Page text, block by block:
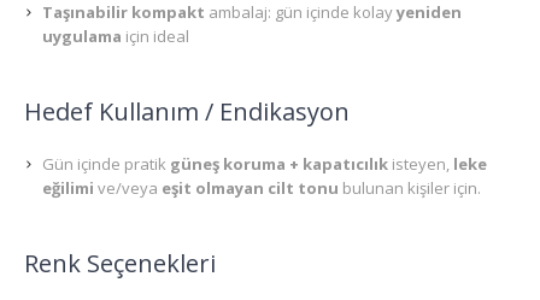
Taşınabilir kompakt ambalaj: gün içinde kolayyeniden
uygulama için ideal
Hedef Kullanım / Endikasyon
Gün içinde pratik güneş koruma + kapatıcılık isteyen, leke
eğilimi ve/veya eşit olmayan cilt tonu bulunan kişiler için.
Renk Seçenekleri